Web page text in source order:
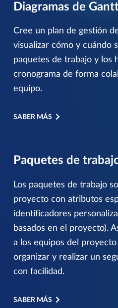
Diagramas de
Cree un plan de gestión
visualizar cómo y cuándo
paquetes de trabajo y los
cronograma de forma
equipo.
SABER MÁS
Paquetes de
Los paquetes de trabajo
proyecto con atributos
identificadores
basados en el proyecto).
a los equipos del
organizar y realizar un
con facilidad.
SABER MÁS